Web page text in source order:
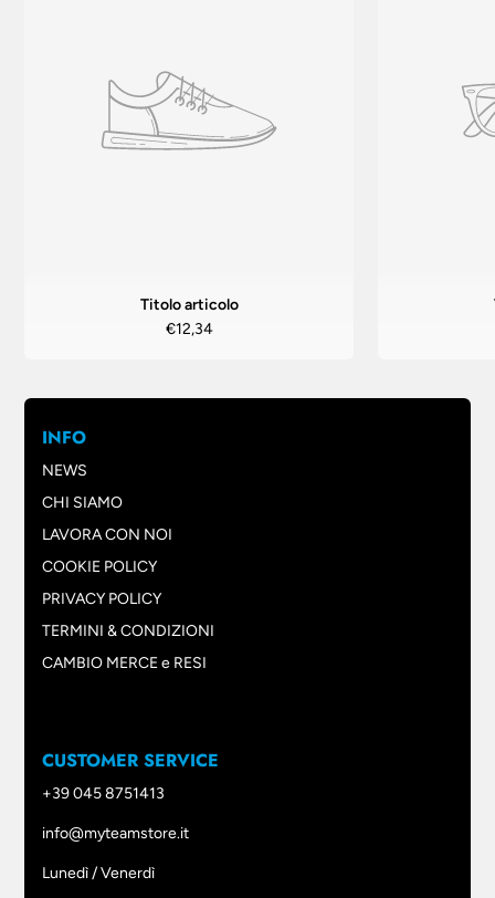
Titolo articolo
€12,34
INFO
NEWS
CHI SIAMO
LAVORA CON NOI
COOKIE POLICY
PRIVACY POLICY
TERMINI & CONDIZIONI
CAMBIO MERCE e RESI
CUSTOMER SERVICE
+39 045 8751413
info@myteamstore.it
Lunedì / Venerdì